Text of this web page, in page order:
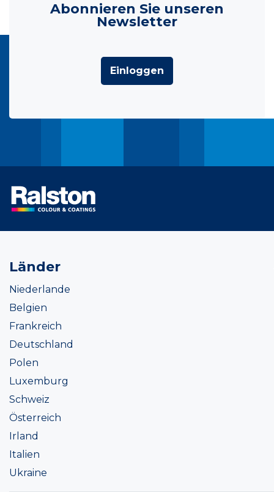
Abonnieren Sie unseren
Newsletter
Einloggen
Länder
Niederlande
Belgien
Frankreich
Deutschland
Polen
Luxemburg
Schweiz
Österreich
Irland
Italien
Ukraine